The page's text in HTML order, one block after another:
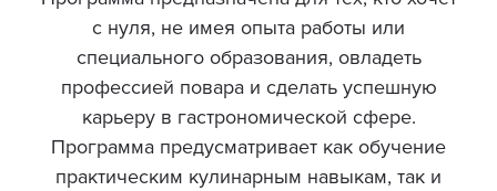
с нуля, не имея опыта работы или
специального образования, овладеть
профессией повара и сделать успешную
карьеру в гастрономической сфере.
Программа предусматривает как обучение
практическим кулинарным навыкам, так и